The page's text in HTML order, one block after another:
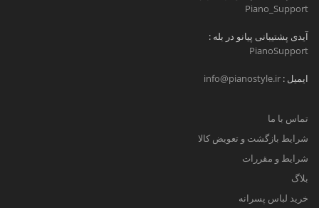
Piano_Support
آیدی پشتیبانی پیانو در بله :
PianoSupport
ایمیل : info@pianostyle.ir
تماس با ما
شرایط بازگشت و تعویض کالا
شرایط و مقررات
بلاگ
خرید لباس پسرانه